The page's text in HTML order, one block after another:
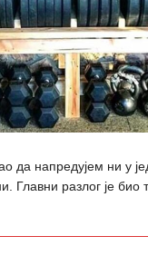
да напредујем ни у
Главни разлог је био